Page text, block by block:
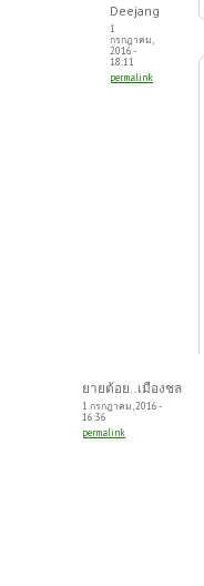
o
k
Deejang
1
กรกฎาคม,
2016 -
18:11
permalink
ยายต้อย..เมืองชล
1 กรกฎาคม, 2016 -
16:36
permalink